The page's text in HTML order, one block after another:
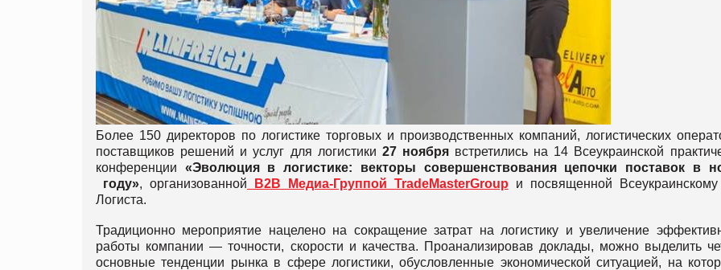
Более 150 директоров по логистике торговых и производственных компаний, логистических
поставщиков решений и услуг для логистики 27 ноябрявстретились на 14 Всеукраинской
конференции «Эволюция влогистике: векторы совершенствования цепочки поставок в
году», организованной В2В Медиа-Группой TradeMasterGroup
и посвященной
Логиста.
Традиционно мероприятие нацелено на сокращение затрат на логистику и увеличение
работы компании — точности, скорости и качества. Проанализировав доклады, можно выделить
основные тенденции рынка в сфере логистики, обусловленные экономической ситуацией, на